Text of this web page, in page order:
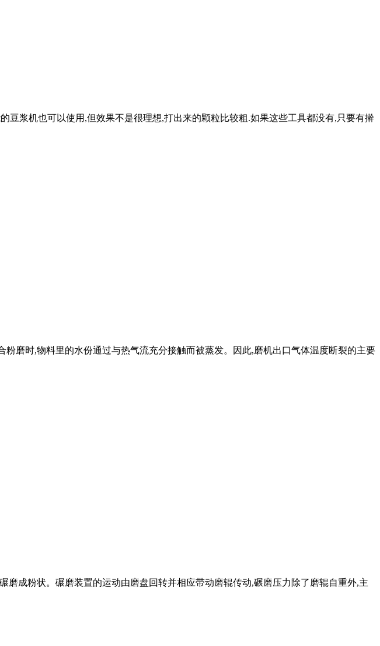
浆机也可以使用,但效果不是很理想,打出来的颗粒比较粗.如果这些工具都没有,只要有擀
磨时,物料里的水份通过与热气流充分接触而被蒸发。因此,磨机出口气体温度断裂的主要
成粉状。碾磨装置的运动由磨盘回转并相应带动磨辊传动,碾磨压力除了磨辊自重外,主